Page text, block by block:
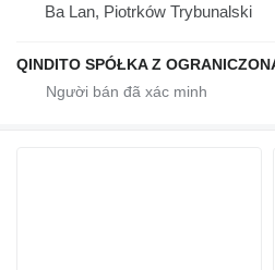
Ba Lan, Piotrków Trybunalski